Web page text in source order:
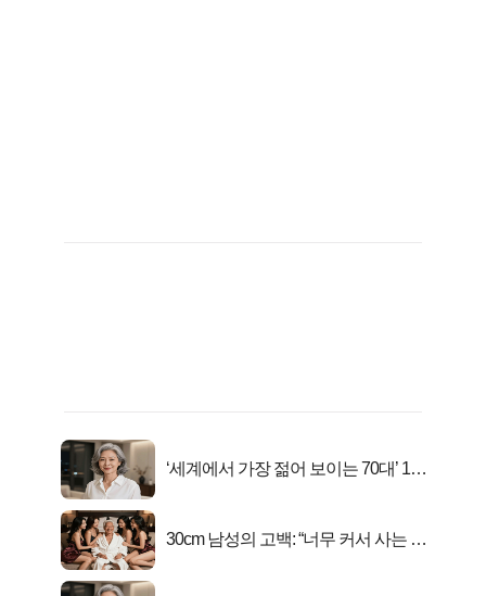
‘세계에서 가장 젊어 보이는 70대’ 1위
30cm 남성의 고백: “너무 커서 사는 게